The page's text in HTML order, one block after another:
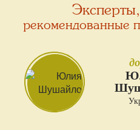
Эксперты,
рекомендованные